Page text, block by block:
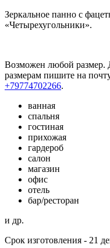
Зеркальное панно с
«Четырехугольники».
Возможен любой размер.
размерам пишите на
+79774702266.
ванная
спальня
гостиная
прихожая
гардероб
салон
магазин
офис
отель
бар/ресторан
и др.
Срок изготовления - 21